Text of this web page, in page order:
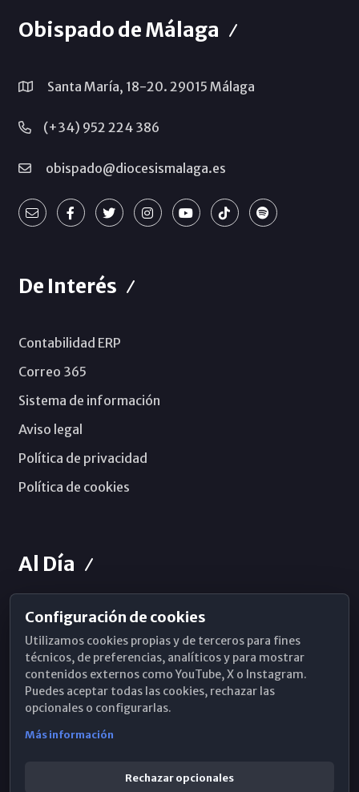
Obispado de Málaga
Santa María, 18-20. 29015 Málaga
(+34) 952 224 386
obispado@diocesismalaga.es
De Interés
Contabilidad ERP
Correo 365
Sistema de información
Aviso legal
Política de privacidad
Política de cookies
Al Día
Horarios de Misa
Hemeroteca
WhatsApp
Configuración de cookies
Utilizamos cookies propias y de terceros para fines
técnicos, de preferencias, analíticos y para mostrar
contenidos externos como YouTube, X o Instagram.
Puedes aceptar todas las cookies, rechazar las
opcionales o configurarlas.
Más información
Rechazar opcionales